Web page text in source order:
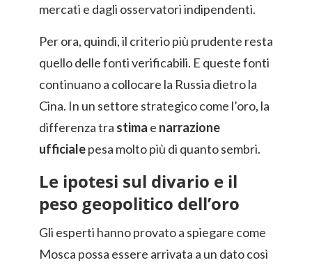
mercati e dagli osservatori indipendenti.
Per ora, quindi, il criterio più prudente resta
quello delle fonti verificabili. E queste fonti
continuano a collocare la Russia dietro la
Cina. In un settore strategico come l’oro, la
differenza tra stima e narrazione
ufficialepesa molto più di quanto sembri.
Le ipotesi sul divario e il
peso geopolitico dell’oro
Gli esperti hanno provato a spiegare come
Mosca possa essere arrivata a un dato così